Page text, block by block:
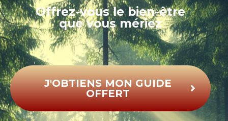
Offrez-vousle bien-être
quevous mériez
J'OBTIENS MON GUIDE
OFFERT